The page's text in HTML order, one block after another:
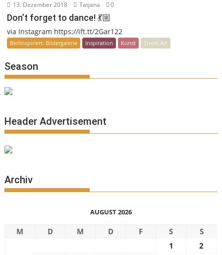
13. Dezember 2018 Tatjana 0
Don’t forget to dance! 💃🏼
via Instagram https://ift.tt/2Gar122
Berlinspiriert: Bildergalerie Inspiration Kunst Street Art
Season
Header Advertisement
Archiv
AUGUST 2026
M D M D F S
S
1
2